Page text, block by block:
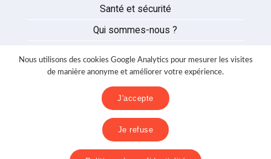
Santé et sécurité
Qui sommes-nous ?
Partenaires
Nous contacter
Politique de confidentialité
Nous utilisons des cookies Google Analytics pour mesurer les visites
de manière anonyme et améliorer votre expérience.
J'accepte
Je refuse